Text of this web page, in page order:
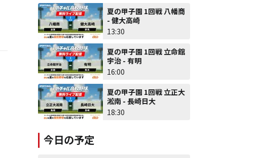
夏の甲子園 1回戦 八幡商
- 健大高崎
13:30
夏の甲子園 1回戦 立命館
宇治 - 有明
16:00
夏の甲子園 1回戦 立正大
淞南 - 長崎日大
18:30
今日の予定